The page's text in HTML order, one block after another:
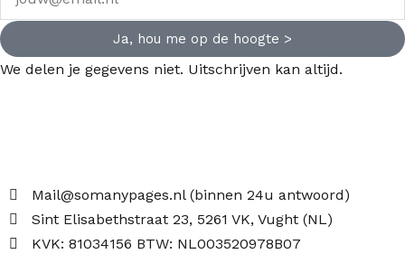
Ja, hou me op de hoogte >
We delen je gegevens niet. Uitschrijven kan altijd.
Mail@somanypages.nl (binnen 24u antwoord)
Sint Elisabethstraat 23, 5261 VK, Vught (NL)
KVK: 81034156 BTW: NL003520978B07